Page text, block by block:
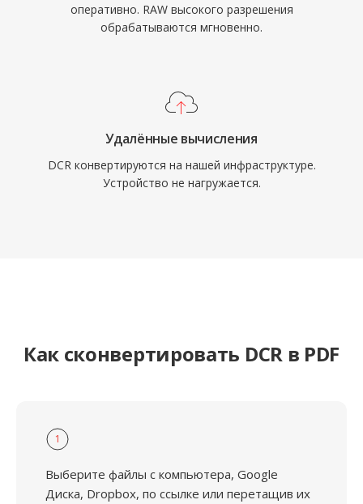
оперативно. RAW высокого разрешения
обрабатываются мгновенно.
Удалённые вычисления
DCR конвертируются на нашей инфраструктуре.
Устройство не нагружается.
Как сконвертировать DCR в PDF
1
Выберите файлы с компьютера, Google
Диска, Dropbox, по ссылке или перетащив их